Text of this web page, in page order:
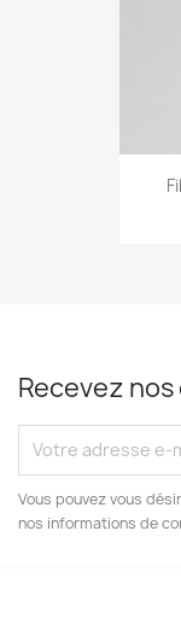
Recevez
Vous pouvez vous
nos informations de